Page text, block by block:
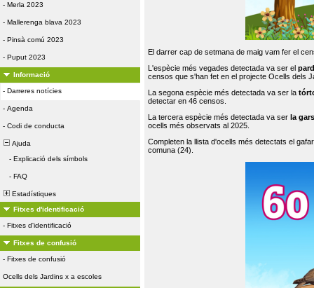
- Merla 2023
- Mallerenga blava 2023
- Pinsà comú 2023
- Puput 2023
Informació
- Darreres notícies
- Agenda
- Codi de conducta
Ajuda
- Explicació dels símbols
- FAQ
Estadístiques
Fitxes d'identificació
- Fitxes d'identificació
Fitxes de confusió
- Fitxes de confusió
Ocells dels Jardins x a escoles
El darrer cap de setmana de maig vam fer el
L'espècie més vegades detectada va ser el
censos que s'han fet en el projecte Ocells dels
La segona espècie més detectada va ser la
detectar en 46 censos.
La tercera espècie més detectada va ser la
ocells més observats al 2025.
Completen la llista d'ocells més detectats el
comuna (24).